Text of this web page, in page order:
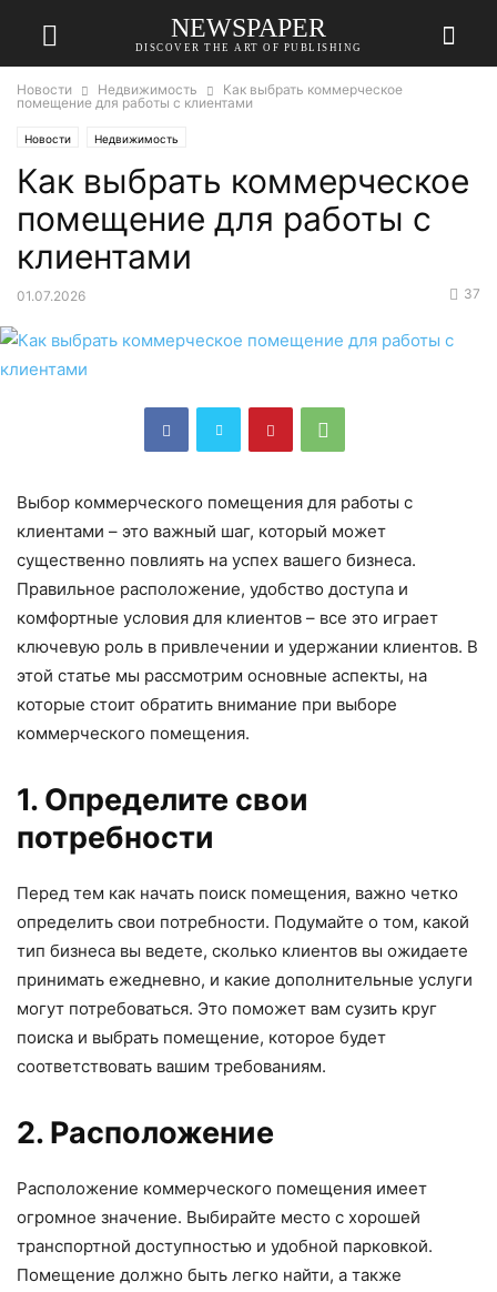
NEWSPAPER
DISCOVER THE ART OF PUBLISHING
Новости Недвижимость
Как выбрать коммерческое
помещение для работы с клиентами
Новости Недвижимость
Как выбрать коммерческое
помещение для работы с
клиентами
01.07.2026 37
Выбор коммерческого помещения для работы с
клиентами – это важный шаг, который может
существенно повлиять на успех вашего бизнеса.
Правильное расположение, удобство доступа и
комфортные условия для клиентов – все это играет
ключевую роль в привлечении и удержании клиентов. В
этой статье мы рассмотрим основные аспекты, на
которые стоит обратить внимание при выборе
коммерческого помещения.
1. Определите свои
потребности
Перед тем как начать поиск помещения, важно четко
определить свои потребности. Подумайте о том, какой
тип бизнеса вы ведете, сколько клиентов вы ожидаете
принимать ежедневно, и какие дополнительные услуги
могут потребоваться. Это поможет вам сузить круг
поиска и выбрать помещение, которое будет
соответствовать вашим требованиям.
2. Расположение
Расположение коммерческого помещения имеет
огромное значение. Выбирайте место с хорошей
транспортной доступностью и удобной парковкой.
Помещение должно быть легко найти, а также